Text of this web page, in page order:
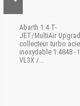
Abarth 1.4 T-
JET/MultiAir
collecteur turbo
inoxydable 1.4848 -
VL3X /...